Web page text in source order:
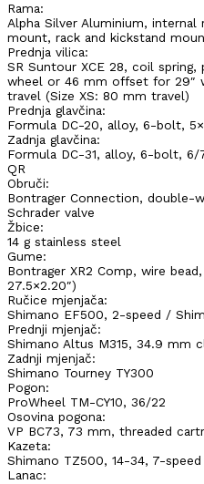
Rama:
Alpha Silver Aluminium,
mount, rack and kickstand
Prednja vilica:
SR Suntour XCE 28, coil
wheel or 46 mm offset for 29″
travel (Size XS: 80 mm travel)
Prednja glavčina:
Formula DC-20, alloy, 6-bolt,
Zadnja glavčina:
Formula DC-31, alloy, 6-bolt,
QR
Obruči:
Bontrager Connection, double-
Schrader valve
Žbice:
14 g stainless steel
Gume:
Bontrager XR2 Comp, wire
27.5×2.20″)
Ručice mjenjača:
Shimano EF500, 2-speed /
Prednji mjenjač:
Shimano Altus M315, 34.9 mm
Zadnji mjenjač:
Shimano Tourney TY300
Pogon:
ProWheel TM-CY10, 36/22
Osovina pogona:
VP BC73, 73 mm, threaded
Kazeta:
Shimano TZ500, 14-34, 7-speed
Lanac: